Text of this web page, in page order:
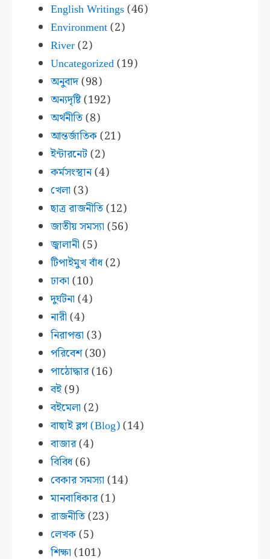
English Writings(46)
Environment(2)
River(2)
Uncategorized(19)
অনুবাদ(98)
অন্যদৃষ্টি(192)
অর্থনীতি(8)
আন্তর্জাতিক(21)
ইন্টারনেট(2)
কর্মসংস্থান(4)
খেলা (3)
ছাত্র রাজনীতি(12)
জাতীয় সমস্যা (56)
জ্বালানী (5)
টিপাইমুখ বাঁধ(2)
ঢাকা (10)
দুর্ঘটনা (4)
নারী (4)
নিরাপত্তা (3)
পরিবেশ(30)
পাঠোদ্ধার(16)
বই(9)
বইমেলা (2)
বাছাই ব্লগ (Blog)(14)
বাজার(4)
বিবিধ(6)
বেকার সমস্যা (14)
মানবাধিকার(1)
রাজনীতি(23)
লেখক(5)
শিক্ষা (101)